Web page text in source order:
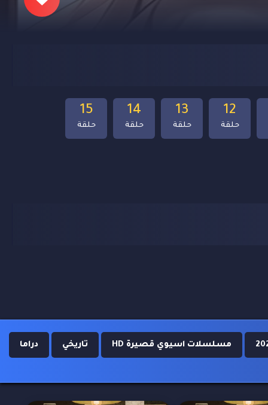
15
حلقة
14
حلقة
13
حلقة
12
حلقة
مسلسلات اسيوي قصيرة HD تاريخي دراما